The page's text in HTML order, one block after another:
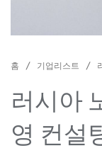
홈 / 기업리스트 / 러
러시아
영 컨설